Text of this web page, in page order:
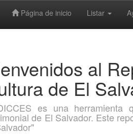
Página de inicio Listar
al
de El
es una
de El Salvador. Este